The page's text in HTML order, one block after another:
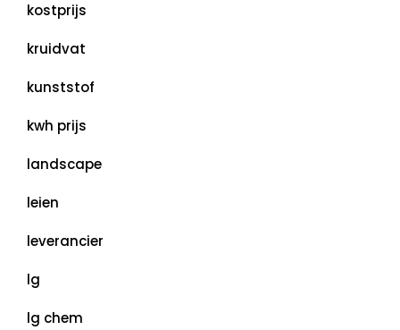
kostprijs
kruidvat
kunststof
kwh prijs
landscape
leien
leverancier
lg
lg chem